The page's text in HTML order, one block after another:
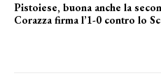
Pistoiese, buona anche la
Corazza firma l’1-0 contro lo